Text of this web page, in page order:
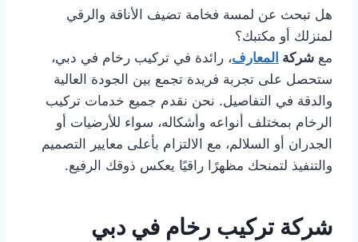
هل تبحث عن لمسة فخامة تضيف الأناقة والرقي
لمنزلك أو مكتبك؟
مع شركة المعارف، رائدة في تركيب رخام في دبي،
ستحصل على تجربة فريدة تجمع بين الجودة العالية
والدقة في التفاصيل. نحن نقدم جميع خدمات تركيب
الرخام بمختلف أنواعه وأشكاله، سواء للأرضيات أو
الجدران أو السلالم، مع الالتزام بأعلى معايير التصميم
والتنفيذ لتمنحك مظهرًا راقيًا يعكس ذوقك الرفيع.
شركة تركيب رخام في دبي